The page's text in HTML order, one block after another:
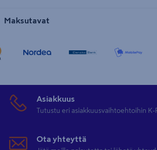
Maksutavat
Asiakkuus
Tutustu eri asiakkuusvaihtoehtoihin K-
Ota yhteyttä